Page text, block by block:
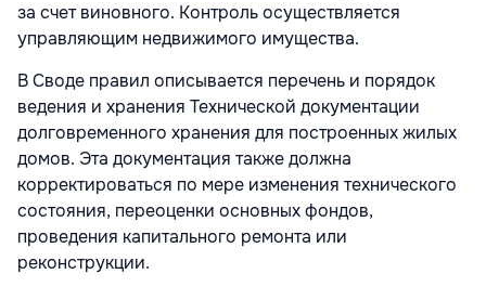
за счет виновного. Контроль осуществляется
управляющим недвижимого имущества.
В Своде правил описывается перечень и порядок
ведения и хранения Технической документации
долговременного хранения для построенных жилых
домов. Эта документация также должна
корректироваться по мере изменения технического
состояния, переоценки основных фондов,
проведения капитального ремонта или
реконструкции.